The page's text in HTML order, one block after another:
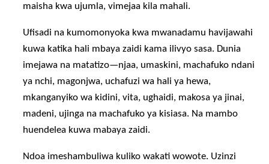
maisha kwa ujumla, vimejaa kila mahali.
Ufisadi na kumomonyoka kwa mwanadamu havijawahi
kuwa katika hali mbaya zaidi kama ilivyo sasa. Dunia
imejawa na matatizo—njaa, umaskini, machafuko ndani
ya nchi, magonjwa, uchafuzi wa hali ya hewa,
mkanganyiko wa kidini, vita, ughaidi, makosa ya jinai,
madeni, ujinga na machafuko ya kisiasa. Na mambo
huendelea kuwa mabaya zaidi.
Ndoa imeshambuliwa kuliko wakati wowote. Uzinzi